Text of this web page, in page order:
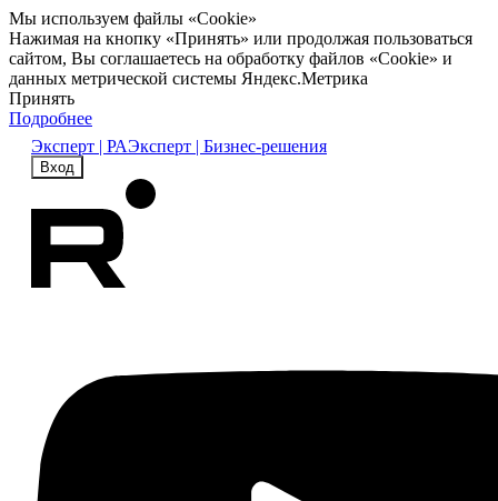
Мы используем файлы «Cookie»
Нажимая на кнопку «Принять» или продолжая пользоваться
сайтом, Вы соглашаетесь на обработку файлов «Cookie» и
данных метрической системы Яндекс.Метрика
Принять
Подробнее
Эксперт | РАЭксперт | Бизнес-решения
Вход